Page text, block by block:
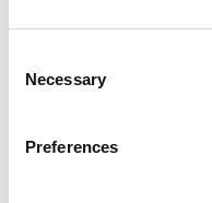
Selection
Necessary
Preferences